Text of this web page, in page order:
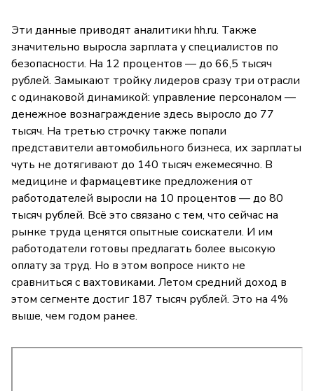
Эти данные приводят аналитики hh.ru. Также
значительно выросла зарплата у специалистов по
безопасности. На 12 процентов — до 66,5 тысяч
рублей. Замыкают тройку лидеров сразу три отрасли
с одинаковой динамикой: управление персоналом —
денежное вознаграждение здесь выросло до 77
тысяч. На третью строчку также попали
представители автомобильного бизнеса, их зарплаты
чуть не дотягивают до 140 тысяч ежемесячно. В
медицине и фармацевтике предложения от
работодателей выросли на 10 процентов — до 80
тысяч рублей. Всё это связано с тем, что сейчас на
рынке труда ценятся опытные соискатели. И им
работодатели готовы предлагать более высокую
оплату за труд. Но в этом вопросе никто не
сравниться с вахтовиками. Летом средний доход в
этом сегменте достиг 187 тысяч рублей. Это на 4%
выше, чем годом ранее.